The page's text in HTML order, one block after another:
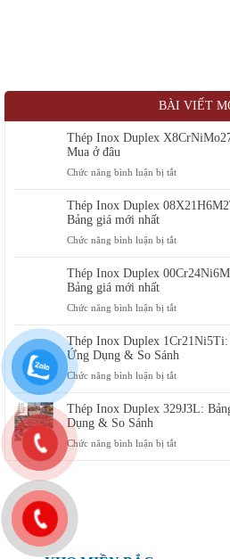
BÀI VIẾT
Thép Inox Duplex
Mua ở đâu
Chức năng bình luận bị tắtở
Inox
Đặc
Ứng
Và
ở
đâu
Thép Inox Duplex
Bảng giá mới nhất
Chức năng bình luận bị tắtở
Inox
Ưu
Ứng
Dụng
&
giá
Thép Inox Duplex
Bảng giá mới nhất
Chức năng bình luận bị tắtở
Inox
Duplex
Ưu
Ứng
&
Thép Inox Duplex
Ứng Dụng & So Sánh
Chức năng bình luận bị tắtở
Inox
Bảng
Thép Inox Duplex 329J3L:
Dụng & So Sánh
Chức năng bình luận bị tắtở